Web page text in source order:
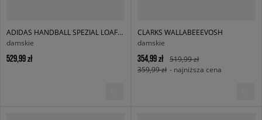
ADIDAS HANDBALL SPEZIAL LOAFER W
damskie
529,99 zł
CLARKS WALLABEEEVOSH
damskie
354,99 zł
519,99 zł
359,99 zł - najniższa cena